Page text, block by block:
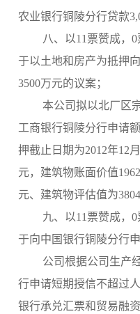
农业银行铜陵分行贷款
八、以11票赞成，
于以土地和房产为抵押
3500万元的议案；
本公司拟以北厂区
工商银行铜陵分行申请
押截止日期为2012年12
元，建筑物账面价值
元、建筑物评估值为
九、以11票赞成，
于向中国银行铜陵分行
公司根据公司生产
行申请短期授信不超过
银行承兑汇票和贸易融